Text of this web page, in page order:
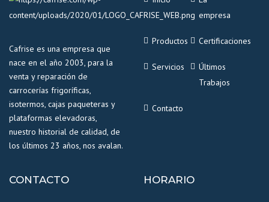
Cafrise es una empresa que
nace en el año 2003, para la
venta y reparación de
carrocerías frigoríficas,
isotermos, cajas paqueteras y
plataformas elevadoras,
nuestro historial de calidad, de
los últimos 23 años, nos avalan.
empresa
Productos Certificaciones
Servicios
Últimos
Trabajos
Contacto
CONTACTO HORARIO